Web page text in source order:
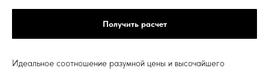
Получить расчет
Идеальное соотношение разумной цены и высочайшего